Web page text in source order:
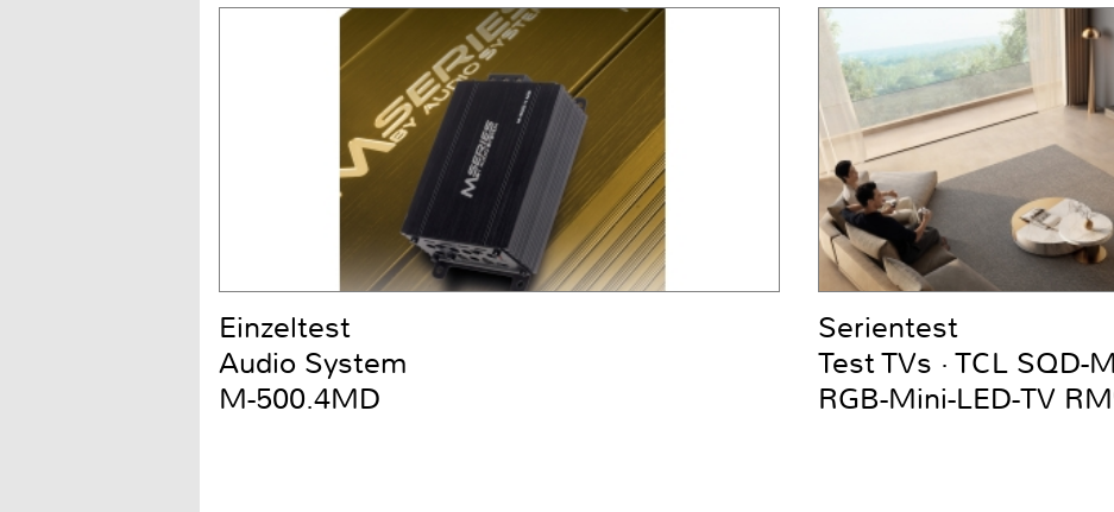
Einzeltest
Audio System
M-500.4MD
Serientest
Test TVs · TCL SQD-
RGB-Mini-LED-TV